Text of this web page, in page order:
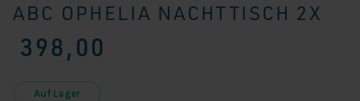
ABC OPHELIA NACHTTISCH 2X
398,00
Auf Lager